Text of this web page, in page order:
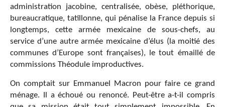
administration jacobine, centralisée, obèse, pléthorique,
bureaucratique, tatillonne, qui pénalise la France depuis si
longtemps, cette armée mexicaine de sous-chefs, au
service d’une autre armée mexicaine d’élus (la moitié des
communes d’Europe sont françaises), le tout émaillé de
commissions Théodule improductives.
On comptait sur Emmanuel Macron pour faire ce grand
ménage. Il a échoué ou renoncé. Peut-être a-t-il compris